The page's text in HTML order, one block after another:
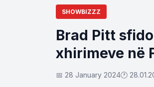
SHOWBIZZZ
Brad Pitt
xhirimeve në
📅 28 January 2024🕐